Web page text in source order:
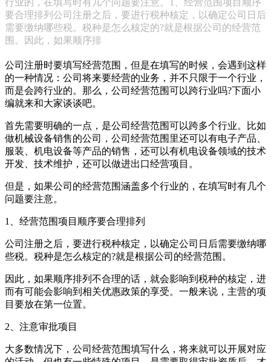
要合理排列公司注册之后，要进行税种核定，以确定公司日后
需要缴纳哪些税。税种是怎么核定的?就是根据公司的经营范
围。因此，如果顺序排
公司注册时要填写经营范围，但是在填写的时候，会遇到这样
的一种情况：公司将来要经营的业务，并不只限于一个行业，
而是会跨行业的。那么，公司经营范围可以跨行业吗?下面小
编就来和大家谈谈吧。
首先需要明确的一点，是公司经营范围可以跨多个行业。比如
做机械设备销售的公司，公司经营范围里还可以有电子产品、
服装、机电设备等产品的销售，还可以有机电设备领域的技术
开发、技术维护，还可以做进出口经营项目。
但是，如果公司的经营范围涵盖多个行业的，在填写时有几个
问题要注意。
1、经营范围项目顺序要合理排列
公司注册之后，要进行税种核定，以确定公司日后需要缴纳哪
些税。税种是怎么核定的?就是根据公司的经营范围。
因此，如果顺序排列不合理的话，就会影响到税种的核定，进
而有可能会影响到相关优惠政策的享受。一般来说，主营的项
目要放在第一位置。
2、注意审批项目
大多数情况下，公司经营范围填写什么，将来就可以开展对应